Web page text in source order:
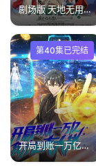
剧场版 天地无用！in LOVE2：遥远的思念
第40集已完结
开局到账一万亿，我才是真大佬